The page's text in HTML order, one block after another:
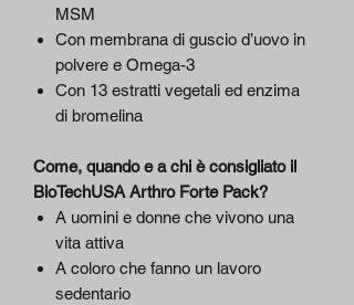
MSM
Con membrana di guscio d’uovo in
polvere e Omega-3
Con 13 estratti vegetali ed enzima
di bromelina
Come, quando e a chi è consigliato il
BioTechUSA Arthro Forte Pack?
A uomini e donne che vivono una
vita attiva
A coloro che fanno un lavoro
sedentario